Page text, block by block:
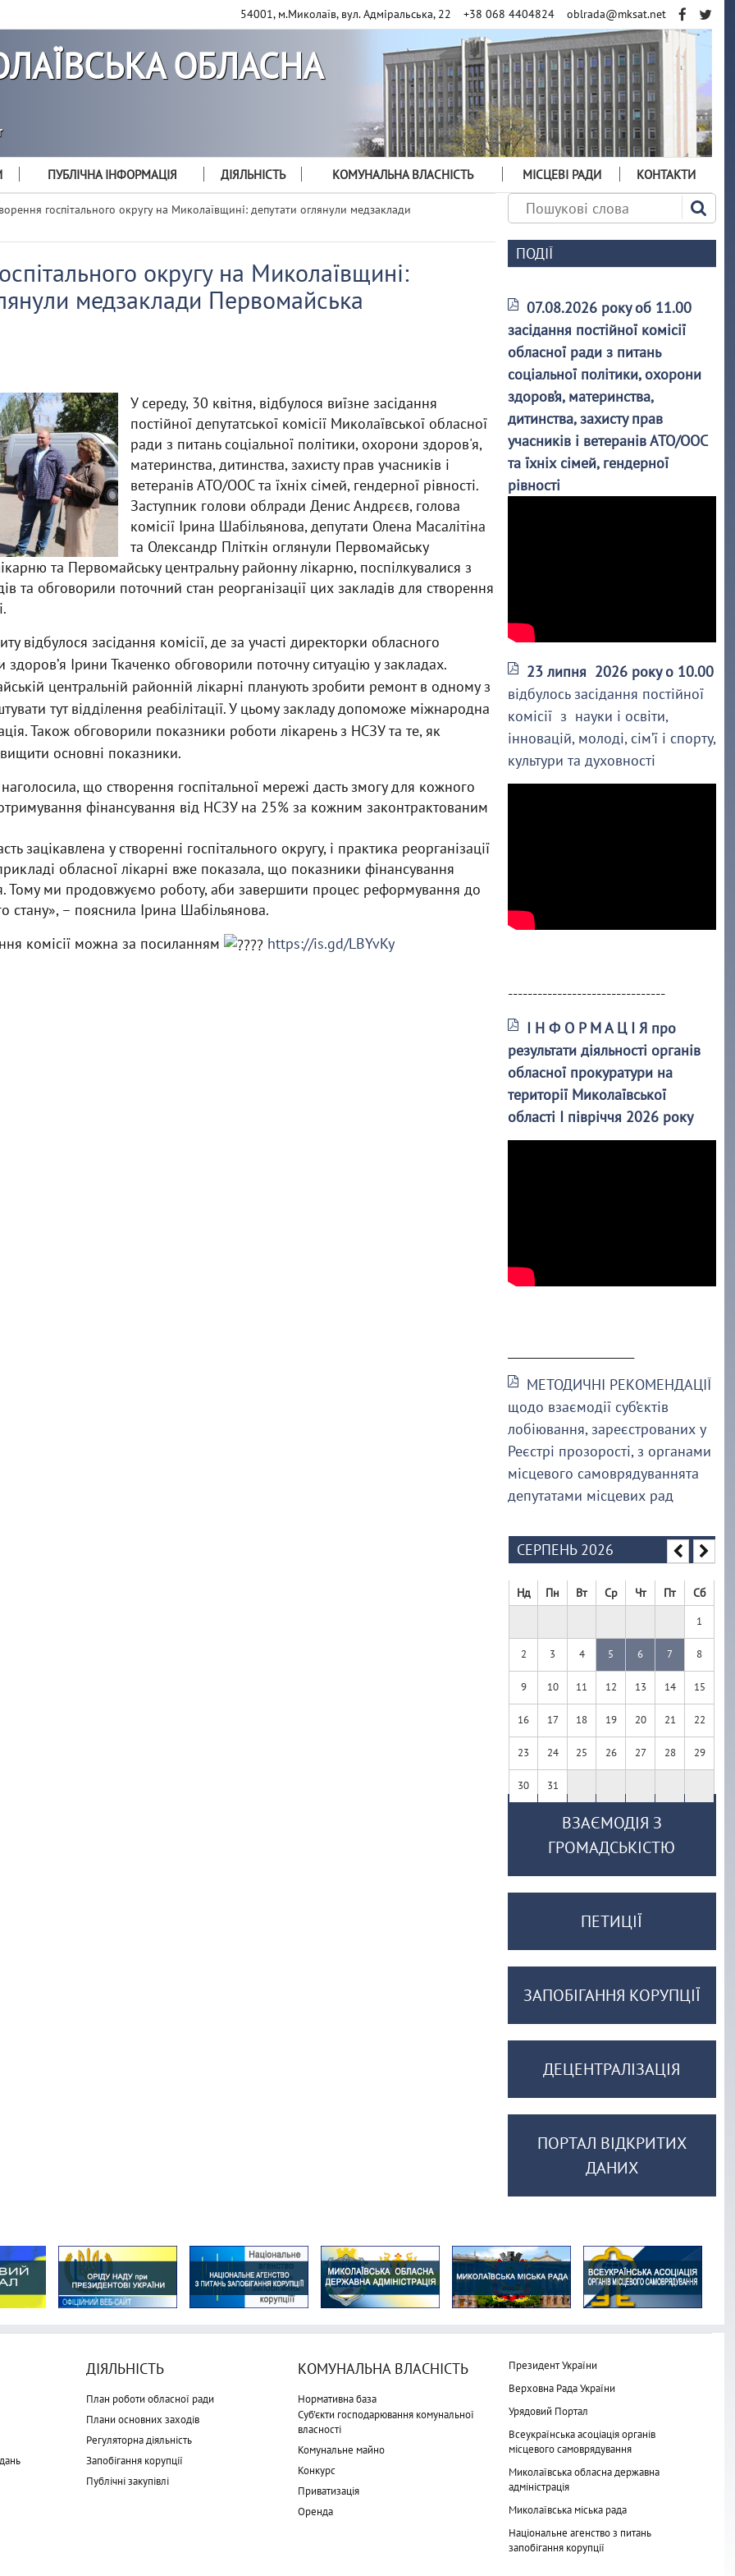
54001, м.Миколаїв, вул. Адміральська, 22 +38 068 4404824 oblrada@mksat.net
ОБЛАСНА
ПУБЛІЧНА ІНФОРМАЦІЯ ДІЯЛЬНІСТЬ КОМУНАЛЬНА ВЛАСНІСТЬ МІСЦЕВІ РАДИ КОНТАКТИ
госпітального округу на Миколаївщині: депутати оглянули медзаклади
округу на Миколаївщині:
медзаклади Первомайська
У середу, 30 квітня, відбулося виїзне засідання
постійної депутатської комісії Миколаївської обласної
ради з питань соціальної політики, охорони здоров'я,
материнства, дитинства, захисту прав учасників і
ветеранів АТО/ООС та їхніх сімей, гендерної рівності.
Заступник голови облради Денис Андрєєв, голова
комісії Ірина Шабільянова, депутати Олена Масалітіна
та Олександр Пліткін оглянули Первомайську
та Первомайську центральну районну лікарню, поспілкувалися з
та обговорили поточний стан реорганізації цих закладів для створення
відбулося засідання комісії, де за участі директорки обласного
Ірини Ткаченко обговорили поточну ситуацію у закладах.
центральній районній лікарні планують зробити ремонт в одному з
тут відділення реабілітації. У цьому закладу допоможе міжнародна
Також обговорили показники роботи лікарень з НСЗУ та те, як
основні показники.
що створення госпітальної мережі дасть змогу для кожного
фінансування від НСЗУ на 25% за кожним законтрактованим
зацікавлена у створенні госпітального округу, і практика реорганізації
обласної лікарні вже показала, що показники фінансування
Тому ми продовжуємо роботу, аби завершити процес реформування до
стану», – пояснила Ірина Шабільянова.
комісії можна за посиланням
https://is.gd/LBYvKy
ПОДІЇ
07.08.2026 року об 11.00
засідання постійної комісії
обласної ради з питань
соціальної політики, охорони
здоров’я, материнства,
дитинства, захисту прав
учасників і ветеранів АТО/ООС
та їхніх сімей, гендерної
рівності
23 липня 2026 року о 10.00
відбулось засідання постійної
комісії з науки і освіти,
інновацій, молоді, сім’ї і спорту,
культури та духовності
--------------------------------
І Н Ф О Р М А Ц І Я про
результати діяльності органів
обласної прокуратури на
території Миколаївської
області І півріччя 2026 року
МЕТОДИЧНІ РЕКОМЕНДАЦІЇ
щодо взаємодії суб’єктів
лобіювання, зареєстрованих у
Реєстрі прозорості, з органами
місцевого самоврядуваннята
депутатами місцевих рад
СЕРПЕНЬ 2026
Нд Пн Вт Ср Чт Пт Сб
1
2 3 4 5 6 7 8
9 10 11 12 13 14 15
16 17 18 19 20 21 22
23 24 25 26 27 28 29
30 31
ВЗАЄМОДІЯ З
ГРОМАДСЬКІСТЮ
ПЕТИЦІЇ
ЗАПОБІГАННЯ КОРУПЦІЇ
ДЕЦЕНТРАЛІЗАЦІЯ
ПОРТАЛ ВІДКРИТИХ
ДАНИХ
ДІЯЛЬНІСТЬ
План роботи обласної ради
Плани основних заходів
Регуляторна діяльність
Запобігання корупції
Публічні закупівлі
КОМУНАЛЬНА ВЛАСНІСТЬ
Нормативна база
Суб'єкти господарювання комунальної
власності
Комунальне майно
Конкурс
Приватизація
Оренда
Президент України
Верховна Рада України
Урядовий Портал
Всеукраїнська асоціація органів
місцевого самоврядування
Миколаївська обласна державна
адміністрація
Миколаївська міська рада
Національне агенство з питань
запобігання корупції